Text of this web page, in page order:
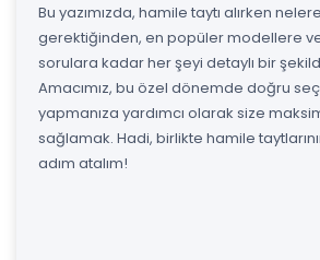
Bu yazımızda, hamile taytı alırken
gerektiğinden, en popüler modellere
sorulara kadar her şeyi detaylı bir
Amacımız, bu özel dönemde doğru
yapmanıza yardımcı olarak size
sağlamak. Hadi, birlikte hamile
adım atalım!